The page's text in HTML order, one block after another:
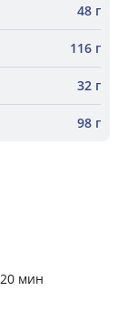
48 г
116 г
32 г
98 г
20 мин